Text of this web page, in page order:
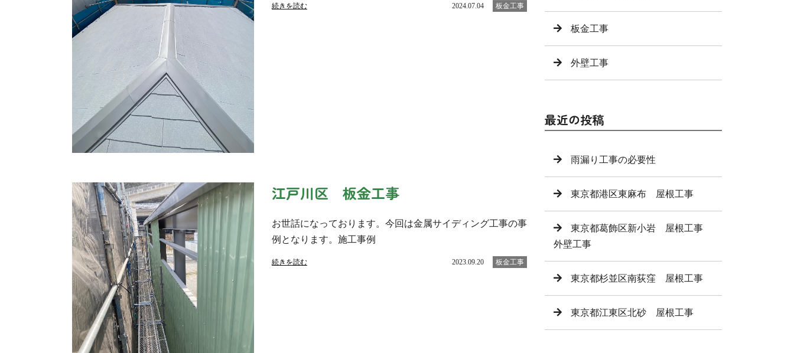
続きを読む 2024.07.04 板金工事
江戸川区 板金工事
お世話になっております。今回は金属サイディング工事の事
例となります。施工事例
続きを読む 2023.09.20 板金工事
板金工事
外壁工事
最近の投稿
雨漏り工事の必要性
東京都港区東麻布 屋根工事
東京都葛飾区新小岩 屋根工事
外壁工事
東京都杉並区南荻窪 屋根工事
東京都江東区北砂 屋根工事